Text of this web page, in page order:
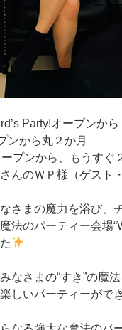
Party!オープンか
ンから丸２か月
プンから、もうすぐ
んのＷＰ様（ゲスト
さまの魔力を浴び、
法のパーティー会場
なさまの“すき”の魔
しいパーティーがで